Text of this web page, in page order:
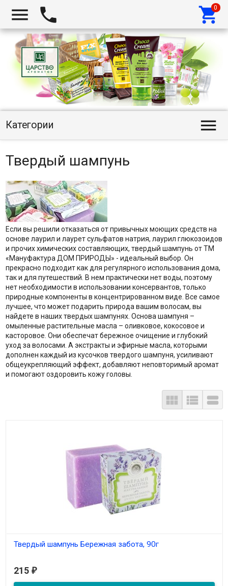
  
Категории 
Твердый шампунь
Если вы решили отказаться от привычных моющих средств на
основе лаурил и лаурет сульфатов натрия, лаурил глюкозоидов
и прочих химических составляющих, твердый шампунь от ТМ
«Мануфактура ДОМ ПРИРОДЫ» - идеальный выбор. Он
прекрасно подходит как для регулярного использования дома,
так и для путешествий. В нем практически нет воды, поэтому
нет необходимости в использовании консервантов, только
природные компоненты в концентрированном виде. Все самое
лучшее, что может подарить природа вашим волосам, вы
найдете в наших твердых шампунях. Основа шампуня –
омыленные растительные масла – оливковое, кокосовое и
касторовое. Они обеспечат бережное очищение и глубокий
уход за волосами. А экстракты и эфирные масла, которыми
дополнен каждый из кусочков твердого шампуня, усиливают
общеукрепляющий эффект, добавляют неповторимый аромат
и помогают оздоровить кожу головы.
  
Твердый шампунь Бережная забота, 90г
215 ₽